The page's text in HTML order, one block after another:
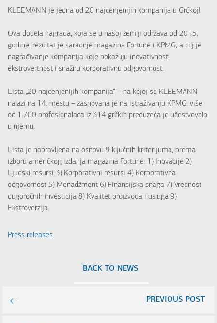
KLEEMANN je jedna od 20 najcenjenijih kompanija u Grčkoj!
Ova dodela nagrada, koja se u našoj zemlji održava od 2015.
godine, rezultat je saradnje magazina Fortune i KPMG, a cilj je
nagrađivanje kompanija koje pokazuju inovativnost,
ekstrovertnost i snažnu korporativnu odgovornost.
Lista „20 najcenjenijih kompanija” – na kojoj se KLEEMANN
nalazi na 14. mestu – zasnovana je na istraživanju KPMG: više
od 1.700 profesionalaca iz 314 grčkih preduzeća je učestvovalo
u njemu.
Lista je napravljena na osnovu 9 ključnih kriterijuma, prema
izboru američkog izdanja magazina Fortune: 1) Inovacije 2)
Ljudski resursi 3) Korporativni resursi 4) Korporativna
odgovornost 5) Menadžment 6) Finansijska snaga 7) Vrednost
dugoročnih investicija 8) Kvalitet proizvoda i usluga 9)
Ekstroverzija.
Press releases
PREVIOUS POST
BACK TO NEWS